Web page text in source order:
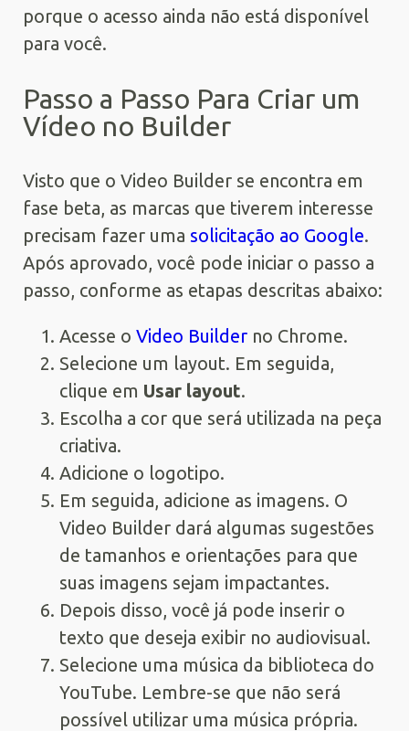
porque o acesso ainda não está disponível
para você.
Passo a Passo Para Criar um
Vídeo no Builder
Visto que o Video Builder se encontra em
fase beta, as marcas que tiverem interesse
precisam fazer uma solicitação ao Google.
Após aprovado, você pode iniciar o passo a
passo, conforme as etapas descritas abaixo:
Acesse o Video Builder no Chrome.
Selecione um layout. Em seguida,
clique em Usar layout.
Escolha a cor que será utilizada na peça
criativa.
Adicione o logotipo.
Em seguida, adicione as imagens. O
Video Builder dará algumas sugestões
de tamanhos e orientações para que
suas imagens sejam impactantes.
Depois disso, você já pode inserir o
texto que deseja exibir no audiovisual.
Selecione uma música da biblioteca do
YouTube. Lembre-se que não será
possível utilizar uma música própria.